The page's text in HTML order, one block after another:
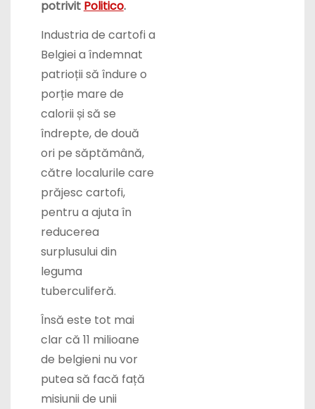
potrivit Politico.
Industria de cartofi a
Belgiei a îndemnat
patrioții să îndure o
porție mare de
calorii și să se
îndrepte, de două
ori pe săptămână,
către localurile care
prăjesc cartofi,
pentru a ajuta în
reducerea
surplusului din
leguma
tuberculiferă.
Însă este tot mai
clar că 11 milioane
de belgieni nu vor
putea să facă față
misiunii de unii